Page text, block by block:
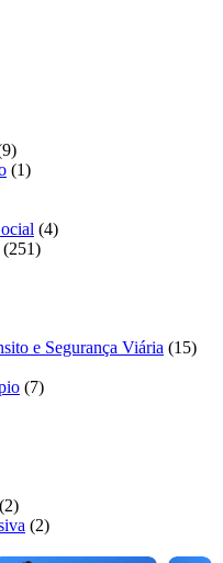
(1)
(4)
(251)
e Segurança Viária (15)
(7)
(2)
(2)